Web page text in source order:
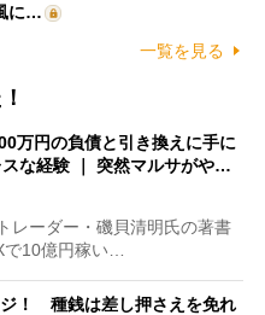
に…
一覧を見る
万円の負債と引き換えに手に
スな経験 ｜ 突然マルサがや…
ーダー・磯貝清明氏の著書
で10億円稼い…
ジ！ 種銭は差し押さえを免れ